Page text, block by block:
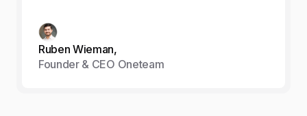
Ruben Wieman,
Founder & CEO Oneteam